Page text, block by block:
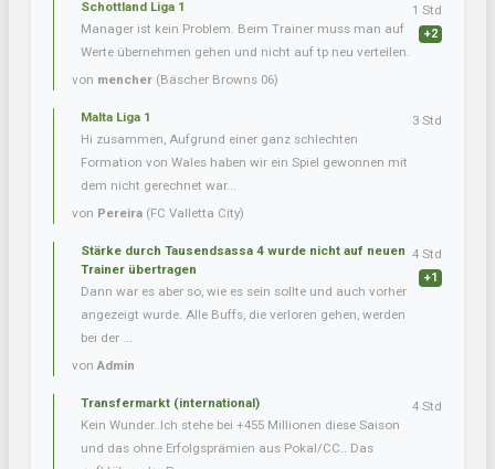
Schottland Liga 1
Manager ist kein Problem. Beim Trainer muss man auf
Werte übernehmen gehen und nicht auf tp neu verteilen.
von mencher (Bäscher Browns 06)
1 Std
+2
Malta Liga 1
Hi zusammen, Aufgrund einer ganz schlechten
Formation von Wales haben wir ein Spiel gewonnen mit
dem nicht gerechnet war...
von Pereira (FC Valletta City)
3 Std
Stärke durch Tausendsassa 4 wurde nicht auf neuen
Trainer übertragen
Dann war es aber so, wie es sein sollte und auch vorher
angezeigt wurde. Alle Buffs, die verloren gehen, werden
bei der ...
vonAdmin
4 Std
+1
Transfermarkt (international)
Kein Wunder..Ich stehe bei +455 Millionen diese Saison
und das ohne Erfolgsprämien aus Pokal/CC.. Das
4 Std